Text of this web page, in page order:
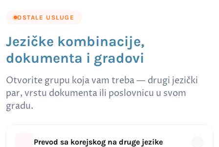
OSTALE USLUGE
Jezičke kombinacije,
dokumenta i gradovi
Otvorite grupu koja vam treba — drugi jezički
par, vrstu dokumenta ili poslovnicu u svom
gradu.
Prevod sa korejskog na druge jezike